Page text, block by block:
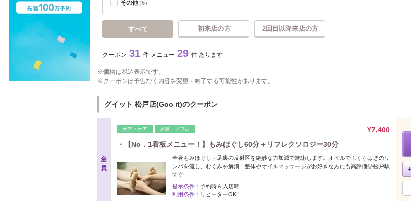
その他（6）
すべて 初来店の方 2回目以降来店の方
クーポン 31 件 メニュー 29 件 あります
価格は税込表示です。
クーポンは予告なく内容を変更・終了する可能性があります。
グイット 松戸店(Goo it)のクーポン
全
員
ボディケア 足裏・リフレ
¥7,400
・【No．1看板メニュー！】もみほぐし60分＋リフレクソロジー30分
全身もみほぐし＋足裏の反射区を絶妙な力加減で施術します。オイルでふくらはぎのリ
ンパを流し、むくみを解消！整体やオイルマッサージがお好きな方にも高評価◎松戸駅
すぐ
提示条件： 予約時＆入店時
利用条件： リピーターOK！